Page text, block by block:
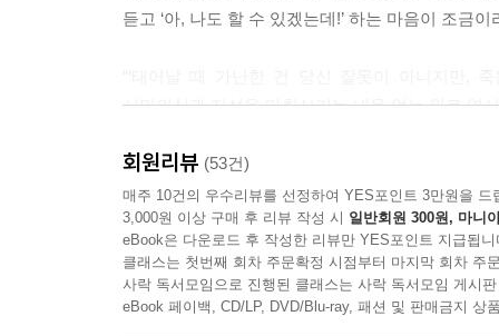
듣고 ‘아, 나도 할 수 있겠는데!’ 하는 마음이 조금
시민의식과 지성을 마취시키는 내용 없는 위로 역
“머뭇거리지 마라. 현장으로 가라. 거기 답이 있다.”
무일푼 기름밥 열처리공에서 1조 매출 흑자기업을
박도봉 회장(1960년생)은 산업화 3세대에 해당하
정부로부터 금융 특혜를 받던 산업화 시기도 아
지금의 성공을 일궈내 더 큰 주목을 받고 있다.
회원리뷰 (53건)
매주 10건의 우수리뷰를 선정하여 YES포인트 3만원을 드
3,000원 이상 구매 후 리뷰 작성 시 일반회원 300원, 마니
eBook은 다운로드 후 작성한 리뷰만 YES포인트 지급됩니
클래스는 첫번째 회차 주문확정 시점부터 마지막 회차 주
사락 독서모임으로 진행된 클래스는 사락 독서모임 게시
eBook 페이백, CD/LP, DVD/Blu-ray, 패션 및 판매금지 상